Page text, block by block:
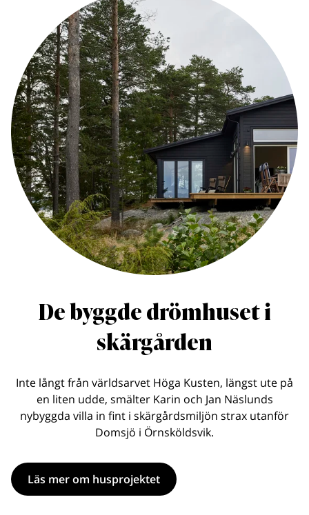
De byggde drömhuset i
skärgården
Inte långt från världsarvet Höga Kusten, längst ute på
en liten udde, smälter Karin och Jan Näslunds
nybyggda villa in fint i skärgårdsmiljön strax utanför
Domsjö i Örnsköldsvik.
Läs mer om husprojektet